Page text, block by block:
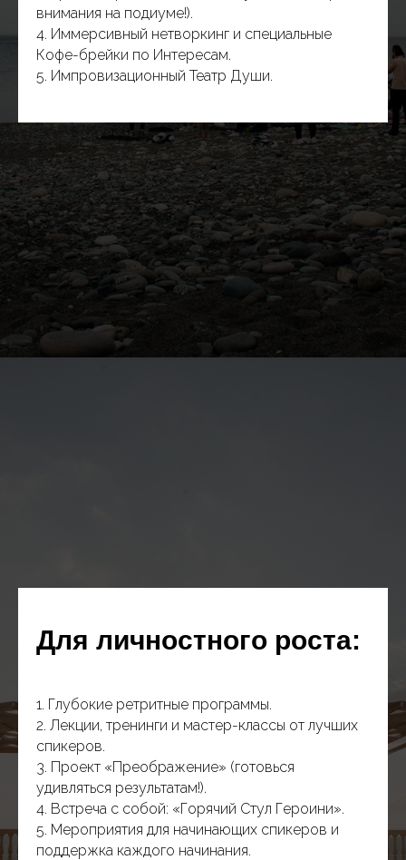
внимания на подиуме!).
4. Иммерсивный нетворкинг и специальные
Кофе-брейки по Интересам.
5. Импровизационный Театр Души.
Для личностного роста:
1. Глубокие ретритные программы.
2. Лекции, тренинги и мастер-классы от лучших
спикеров.
3. Проект «Преображение» (готовься
удивляться результатам!).
4. Встреча с собой: «Горячий Стул Героини».
5. Мероприятия для начинающих спикеров и
поддержка каждого начинания.